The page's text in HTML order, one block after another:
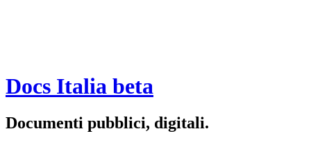
Docs Italia beta
Documenti pubblici, digitali.